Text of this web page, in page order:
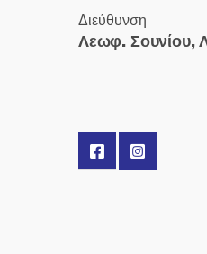
Διεύθυνση
Λεωφ. Σουνίου,